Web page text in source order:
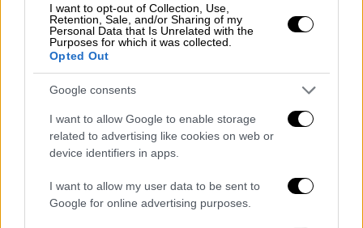
I want to opt-out of Collection, Use,
Retention, Sale, and/or Sharing of my
Personal Data that Is Unrelated with the
Purposes for which it was collected.
Opted Out
Google consents
I want to allow Google to enable storage
related to advertising like cookies on web or
device identifiers in apps.
I want to allow my user data to be sent to
Google for online advertising purposes.
και ο αρχηγός τηςυπηρεσίας ασφαλείας FSB
Αλεξάντερ Μπορτνίκοφ,κατηγόρησαν
ευθέως το Κίεβο σήμερα
Ωστόσο ο Λουκασένκο
, που είναι επίσης
στενός σύμμαχος του Πούτιν, είπε στους
δημοσιογράφους ότι οι υπηρεσίες
ασφαλείας τηςΛευκορωσίας
συντόνισαν τις ενέργειές τους καθώς το
όχημα των υπόπτων κινήθηκε στα